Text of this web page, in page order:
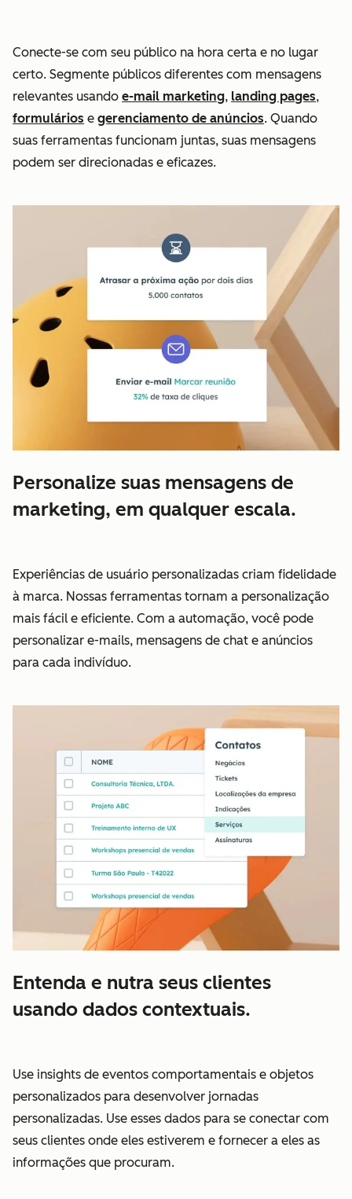
Conecte-se com seu público na hora certa e no lugar
certo. Segmente públicos diferentes com mensagens
relevantes usando e-mail marketing, landing pages,
formulários e gerenciamento de anúncios. Quando
suas ferramentas funcionam juntas, suas mensagens
podem ser direcionadas e eficazes.
Personalize suas mensagens de
marketing, em qualquer escala.
Experiências de usuário personalizadas criam fidelidade
à marca. Nossas ferramentas tornam a personalização
mais fácil e eficiente. Com a automação, você pode
personalizar e-mails, mensagens de chat e anúncios
para cada indivíduo.
Entenda e nutra seus clientes
usando dados contextuais.
Use insights de eventos comportamentais e objetos
personalizados para desenvolver jornadas
personalizadas. Use esses dados para se conectar com
seus clientes onde eles estiverem e fornecer a eles as
informações que procuram.